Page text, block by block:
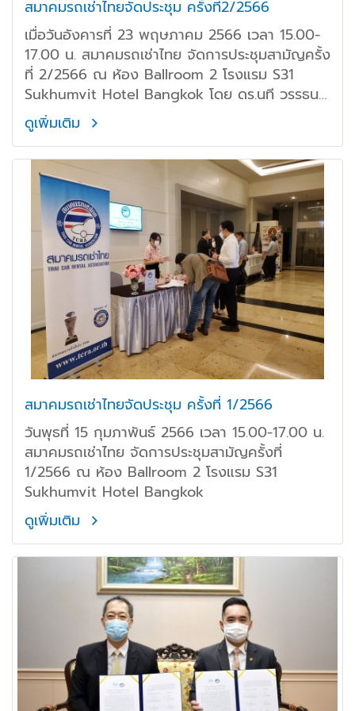
สมาคมรถเช่าไทยจัดประชุม ครั้งที่2/2566
เมื่อวันอังคารที่ 23 พฤษภาคม 2566 เวลา 15.00-
17.00 น. สมาคมรถเช่าไทย จัดการประชุมสามัญครั้ง
ที่ 2/2566 ณ ห้อง Ballroom 2 โรงแรม S31
Sukhumvit Hotel Bangkok โดย ดร.นที วรรธนะ
โกวินท์ นายกสมาคม คุณพรนิฤทธิ์ เลิศธีรพงศ์
กรรมการเหรัญญิกสมาคม พร้อมด้วยสมาชิก เข้า
ร่วมประชุมกันอย่างพร้อมเพรียง
ดูเพิ่มเติม
สมาคมรถเช่าไทยจัดประชุม ครั้งที่ 1/2566
วันพุธที่ 15 กุมภาพันธ์ 2566 เวลา 15.00-17.00 น.
สมาคมรถเช่าไทย จัดการประชุมสามัญครั้งที่
1/2566 ณ ห้อง Ballroom 2 โรงแรม S31
Sukhumvit Hotel Bangkok
ดูเพิ่มเติม